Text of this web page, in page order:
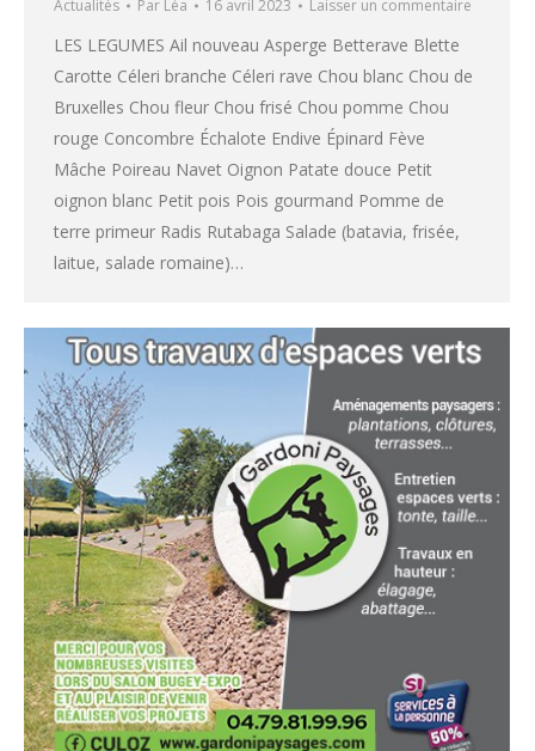
Actualités Par Léa 16 avril 2023 Laisser un commentaire
LES LEGUMES Ail nouveau Asperge Betterave Blette
Carotte Céleri branche Céleri rave Chou blanc Chou de
Bruxelles Chou fleur Chou frisé Chou pomme Chou
rouge Concombre Échalote Endive Épinard Fève
Mâche Poireau Navet Oignon Patate douce Petit
oignon blanc Petit pois Pois gourmand Pomme de
terre primeur Radis Rutabaga Salade (batavia, frisée,
laitue, salade romaine)…